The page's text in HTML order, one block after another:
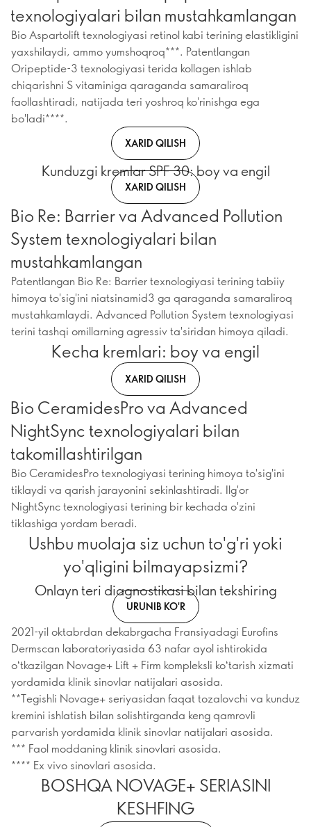
texnologiyalari bilan mustahkamlangan
Bio Aspartolift texnologiyasi retinol kabi terining elastikligini
yaxshilaydi, ammo yumshoqroq***. Patentlangan
Oripeptide-3 texnologiyasi terida kollagen ishlab
chiqarishni S vitaminiga qaraganda samaraliroq
faollashtiradi, natijada teri yoshroq ko'rinishga ega
bo'ladi****.
XARID QILISH
Kunduzgi kremlar SPF 30: boy va engil
XARID QILISH
Bio Re: Barrier va Advanced Pollution
System texnologiyalari bilan
mustahkamlangan
Patentlangan Bio Re: Barrier texnologiyasi terining tabiiy
himoya to'sig'ini niatsinamid3 ga qaraganda samaraliroq
mustahkamlaydi. Advanced Pollution System texnologiyasi
terini tashqi omillarning agressiv ta'siridan himoya qiladi.
Kecha kremlari: boy va engil
XARID QILISH
Bio CeramidesPro va Advanced
NightSync texnologiyalari bilan
takomillashtirilgan
Bio CeramidesPro texnologiyasi terining himoya to'sig'ini
tiklaydi va qarish jarayonini sekinlashtiradi. Ilg'or
NightSync texnologiyasi terining bir kechada o'zini
tiklashiga yordam beradi.
Ushbu muolaja siz uchun to'g'ri yoki
yo'qligini bilmayapsizmi?
Onlayn teri diagnostikasi bilan tekshiring
URUNIB KO'R
2021-yil oktabrdan dekabrgacha Fransiyadagi Eurofins
Dermscan laboratoriyasida 63 nafar ayol ishtirokida
oʻtkazilgan Novage+ Lift + Firm kompleksli koʻtarish xizmati
yordamida klinik sinovlar natijalari asosida.
**Tegishli Novage+ seriyasidan faqat tozalovchi va kunduz
kremini ishlatish bilan solishtirganda keng qamrovli
parvarish yordamida klinik sinovlar natijalari asosida.
*** Faol moddaning klinik sinovlari asosida.
**** Ex vivo sinovlari asosida.
BOSHQA NOVAGE+ SERIASINI
KESHFING